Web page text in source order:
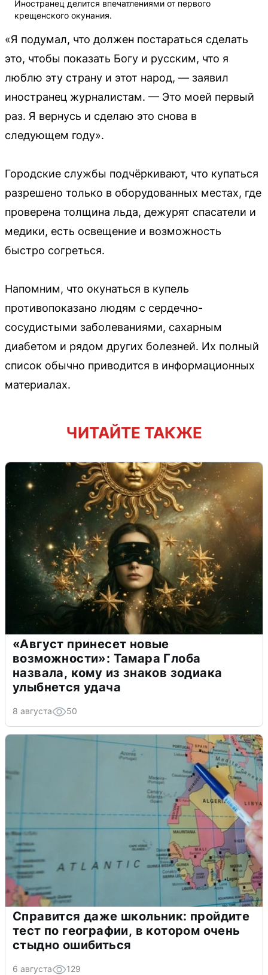
Иностранец делится впечатлениями от первого
крещенского окунания.
«Я подумал, что должен постараться сделать
это, чтобы показать Богу и русским, что я
люблю эту страну и этот народ, — заявил
иностранец журналистам. — Это моей первый
раз. Я вернусь и сделаю это снова в
следующем году».
Городские службы подчёркивают, что купаться
разрешено только в оборудованных местах, где
проверена толщина льда, дежурят спасатели и
медики, есть освещение и возможность
быстро согреться.
Напомним, что окунаться в купель
противопоказано людям с сердечно-
сосудистыми заболеваниями, сахарным
диабетом и рядом других болезней. Их полный
список обычно приводится в информационных
материалах.
ЧИТАЙТЕ ТАКЖЕ
«Август принесет новые
возможности»: Тамара Глоба
назвала, кому из знаков зодиака
улыбнется удача
8 августа 50
Справится даже школьник: пройдите
тест по географии, в котором очень
стыдно ошибиться
6 августа 129